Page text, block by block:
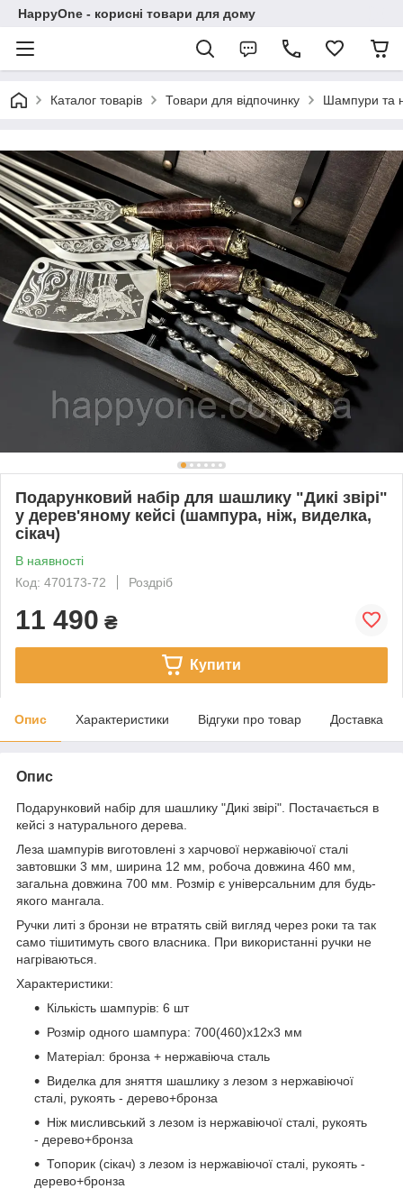
HappyOne - корисні товари для дому
Каталог товарів Товари для відпочинку Шампури та
Подарунковий набір для шашлику "Дикі звірі"
у дерев'яному кейсі (шампура, ніж, виделка,
сікач)
В наявності
Код: 470173-72
Роздріб
11 490 ₴
Купити
Опис Характеристики Відгуки про товар Доставка
Опис
Подарунковий набір для шашлику "Дикі звірі". Постачається в
кейсі з натурального дерева.
Леза шампурів виготовлені з харчової нержавіючої сталі
завтовшки 3 мм, ширина 12 мм, робоча довжина 460 мм,
загальна довжина 700 мм. Розмір є універсальним для будь-
якого мангала.
Ручки литі з бронзи не втратять свій вигляд через роки та так
само тішитимуть свого власника. При використанні ручки не
нагріваються.
Характеристики:
Кількість шампурів: 6 шт
Розмір одного шампура: 700(460)х12х3 мм
Матеріал: бронза + нержавіюча сталь
Виделка для зняття шашлику з лезом з нержавіючої
сталі, рукоять - дерево+бронза
Ніж мисливський з лезом із нержавіючої сталі, рукоять
- дерево+бронза
Топорик (сікач) з лезом із нержавіючої сталі, рукоять -
дерево+бронза